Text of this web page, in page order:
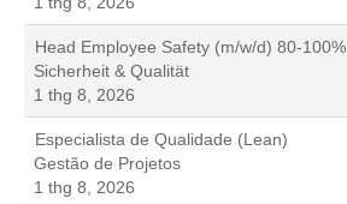
Head Employee Safety (m/w/d) 80-100%
Sicherheit & Qualität
1 thg 8, 2026
Especialista de Qualidade (Lean)
Gestão de Projetos
1 thg 8, 2026